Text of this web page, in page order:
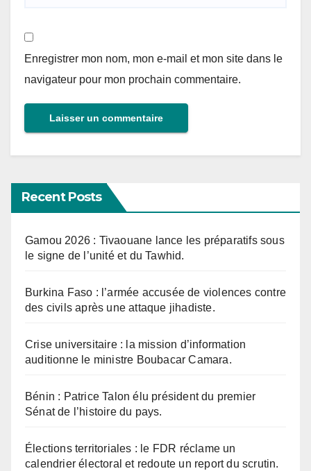
Enregistrer mon nom, mon e-mail et mon site dans le
navigateur pour mon prochain commentaire.
Recent Posts
Gamou 2026 : Tivaouane lance les préparatifs sous
le signe de l’unité et du Tawhid.
Burkina Faso : l’armée accusée de violences contre
des civils après une attaque jihadiste.
Crise universitaire : la mission d’information
auditionne le ministre Boubacar Camara.
Bénin : Patrice Talon élu président du premier
Sénat de l’histoire du pays.
Élections territoriales : le FDR réclame un
calendrier électoral et redoute un report du scrutin.